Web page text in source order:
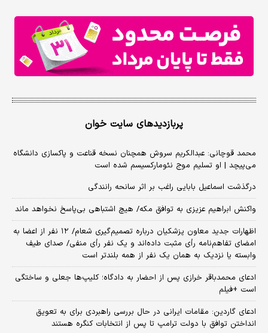
پربازدیدهای سایت خوان
محمد قوچانی: عبدالکریم سروش همچنان نسخه قناعت و پاکسازی دانشگاه
می‌پیچد | او تسلیم موج نئومارکسیسم شده است
درگذشت اسماعیل بابایی راغب بر اثر سانحه رانندگی
واکنش ابراهیم عزیزی به توافق مکه/ هیچ اشتباهی بی‌پاسخ نخواهد ماند
اظهارات جدید معاون پزشکیان درباره تصمیم‌گیری شعام/ ۱۲ نفر از اعضا به
امضای تفاهم‌نامه رأی مثبت داده‌اند و یک نفر رأی منفی/ صدای طیف
وابسته یا نزدیک به همان یک نفر از همه بلندتر است
ادعای محمدباقر خرازی پس از احضار به دادگاه؛ کلیپ‌ها جعلی و ساختگی
است +فیلم
ادعای گاردین: مقامات ایرانی در حال بررسی راهبردی برای به تعویق
انداختن توافق با دولت ترامپ تا پس از انتخابات کنگره هستند